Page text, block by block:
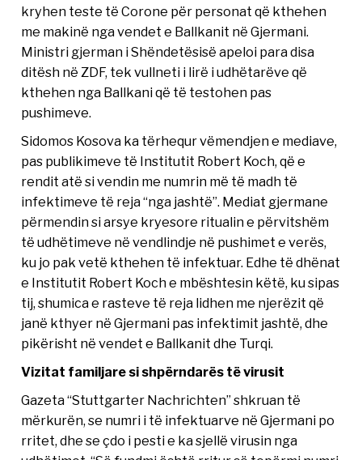
kryhen teste të Corone për personat që kthehen
me makinë nga vendet e Ballkanit në Gjermani.
Ministri gjerman i Shëndetësisë apeloi para disa
ditësh në ZDF, tek vullneti i lirë i udhëtarëve që
kthehen nga Ballkani që të testohen pas
pushimeve.
Sidomos Kosova ka tërhequr vëmendjen e mediave,
pas publikimeve të Institutit Robert Koch, që e
rendit atë si vendin me numrin më të madh të
infektimeve të reja “nga jashtë”. Mediat gjermane
përmendin si arsye kryesore ritualin e përvitshëm
të udhëtimeve në vendlindje në pushimet e verës,
ku jo pak vetë kthehen të infektuar. Edhe të dhënat
e Institutit Robert Koch e mbështesin këtë, ku sipas
tij, shumica e rasteve të reja lidhen me njerëzit që
janë kthyer në Gjermani pas infektimit jashtë, dhe
pikërisht në vendet e Ballkanit dhe Turqi.
Vizitat familjare si shpërndarës të virusit
Gazeta “Stuttgarter Nachrichten” shkruan të
mërkurën, se numri i të infektuarve në Gjermani po
rritet, dhe se çdo i pesti e ka sjellë virusin nga